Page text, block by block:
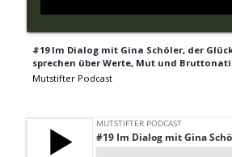
#19 Im Dialog mit Gina Schöler, der
sprechen über Werte, Mut und
Mutstifter Podcast